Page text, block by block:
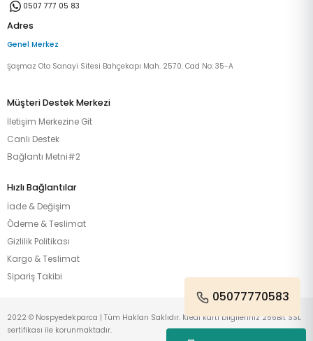
0507 777 05 83
Adres
Genel Merkez
Şaşmaz Oto Sanayi Sitesi Bahçekapı Mah. 2570. Cad No: 35-A
Müşteri Destek Merkezi
İletişim Merkezine Git
Canlı Destek
Bağlantı Metni#2
Hızlı Bağlantılar
İade & Değişim
Ödeme & Teslimat
Gizlilik Politikası
Kargo & Teslimat
Sipariş Takibi
05077770583
2022 © Nospyedekparca | Tüm Hakları Saklıdır. Kredi kartı bilgileriniz 256Bit SSL
sertifikası ile korunmaktadır.